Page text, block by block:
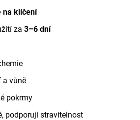
na klíčení
za 3–6 dní
a vůně
pokrmy
podporují stravitelnost